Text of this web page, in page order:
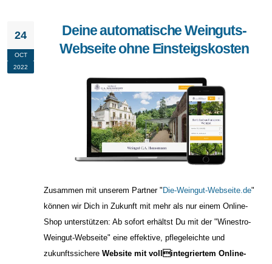
24
OCT
2022
Deine automatische Weinguts-
Webseite ohne Einsteigskosten
Zusammen mit unserem Partner " Die-Weingut-Webseite.de"
können wir Dich in Zukunft mit mehr als nur einem Online-
Shop unterstützen: Ab sofort erhältst Du mit der "Winestro-
Weingut-Webseite" eine effektive, pflegeleichte und
zukunftssichere Website mit vollintegriertem Online-